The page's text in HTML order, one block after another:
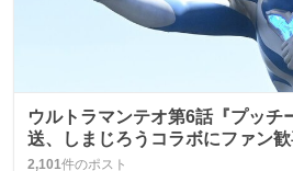
ウルトラマンテオ第6話『プッチ
送、しまじろうコラボにファン
2,101件のポスト